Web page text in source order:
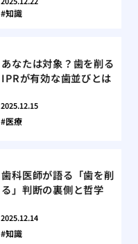
知識
あなたは対象？歯を削る
IPRが有効な歯並びとは
2025.12.15
医療
歯科医師が語る「歯を削
る」判断の裏側と哲学
2025.12.14
知識